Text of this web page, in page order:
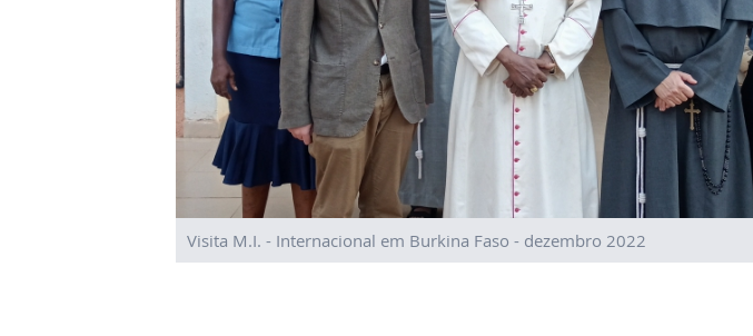
Visita M.I. - Internacional em Burkina Faso - dezembro 2022